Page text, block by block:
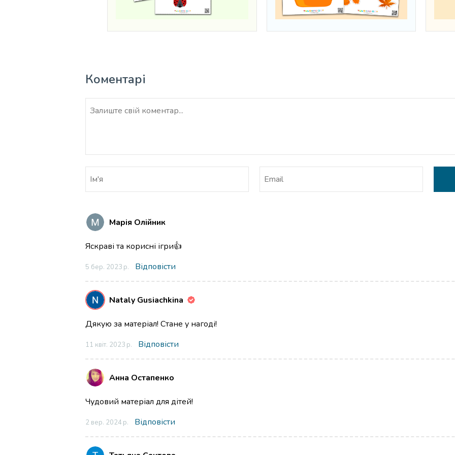
Коментарі
Марія Олійник
Яскраві та корисні ігри👍
5 бер. 2023 р. Відповісти
Nataly Gusiachkina
Дякую за матеріал! Стане у нагоді!
11 квіт. 2023 р. Відповісти
Анна Остапенко
Чудовий матеріал для дітей!
2 вер. 2024 р. Відповісти